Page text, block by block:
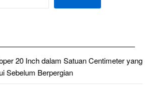
20 Inch dalam Satuan Centimeter yang
Sebelum Berpergian